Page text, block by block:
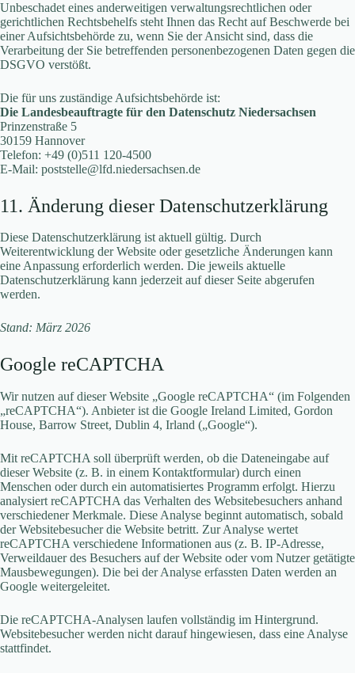
Unbeschadet eines anderweitigen verwaltungsrechtlichen oder
gerichtlichen Rechtsbehelfs steht Ihnen das Recht auf Beschwerde bei
einer Aufsichtsbehörde zu, wenn Sie der Ansicht sind, dass die
Verarbeitung der Sie betreffenden personenbezogenen Daten gegen die
DSGVO verstößt.
Die für uns zuständige Aufsichtsbehörde ist:
Die Landesbeauftragte für den Datenschutz Niedersachsen
Prinzenstraße 5
30159 Hannover
Telefon: +49 (0)511 120-4500
E-Mail: poststelle@lfd.niedersachsen.de
11. Änderung dieser Datenschutzerklärung
Diese Datenschutzerklärung ist aktuell gültig. Durch
Weiterentwicklung der Website oder gesetzliche Änderungen kann
eine Anpassung erforderlich werden. Die jeweils aktuelle
Datenschutzerklärung kann jederzeit auf dieser Seite abgerufen
werden.
Stand: März 2026
Google reCAPTCHA
Wir nutzen auf dieser Website „Google reCAPTCHA“ (im Folgenden
„reCAPTCHA“). Anbieter ist die Google Ireland Limited, Gordon
House, Barrow Street, Dublin 4, Irland („Google“).
Mit reCAPTCHA soll überprüft werden, ob die Dateneingabe auf
dieser Website (z. B. in einem Kontaktformular) durch einen
Menschen oder durch ein automatisiertes Programm erfolgt. Hierzu
analysiert reCAPTCHA das Verhalten des Websitebesuchers anhand
verschiedener Merkmale. Diese Analyse beginnt automatisch, sobald
der Websitebesucher die Website betritt. Zur Analyse wertet
reCAPTCHA verschiedene Informationen aus (z. B. IP-Adresse,
Verweildauer des Besuchers auf der Website oder vom Nutzer getätigte
Mausbewegungen). Die bei der Analyse erfassten Daten werden an
Google weitergeleitet.
Die reCAPTCHA-Analysen laufen vollständig im Hintergrund.
Websitebesucher werden nicht darauf hingewiesen, dass eine Analyse
stattfindet.